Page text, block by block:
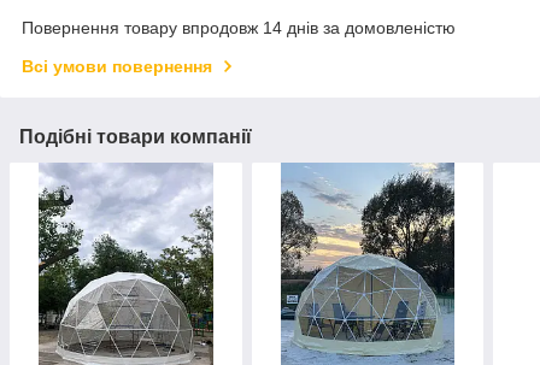
Повернення товару впродовж 14 днів за домовленістю
Всі умови повернення
Подібні товари компанії